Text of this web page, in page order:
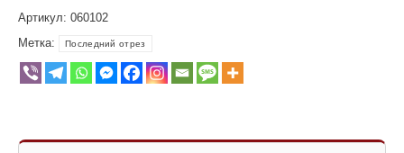
Артикул: 060102
Метка:
Последний отрез